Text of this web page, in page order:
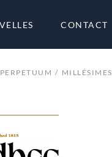
CONTACT
PERPETUUM MILLÉSIMES